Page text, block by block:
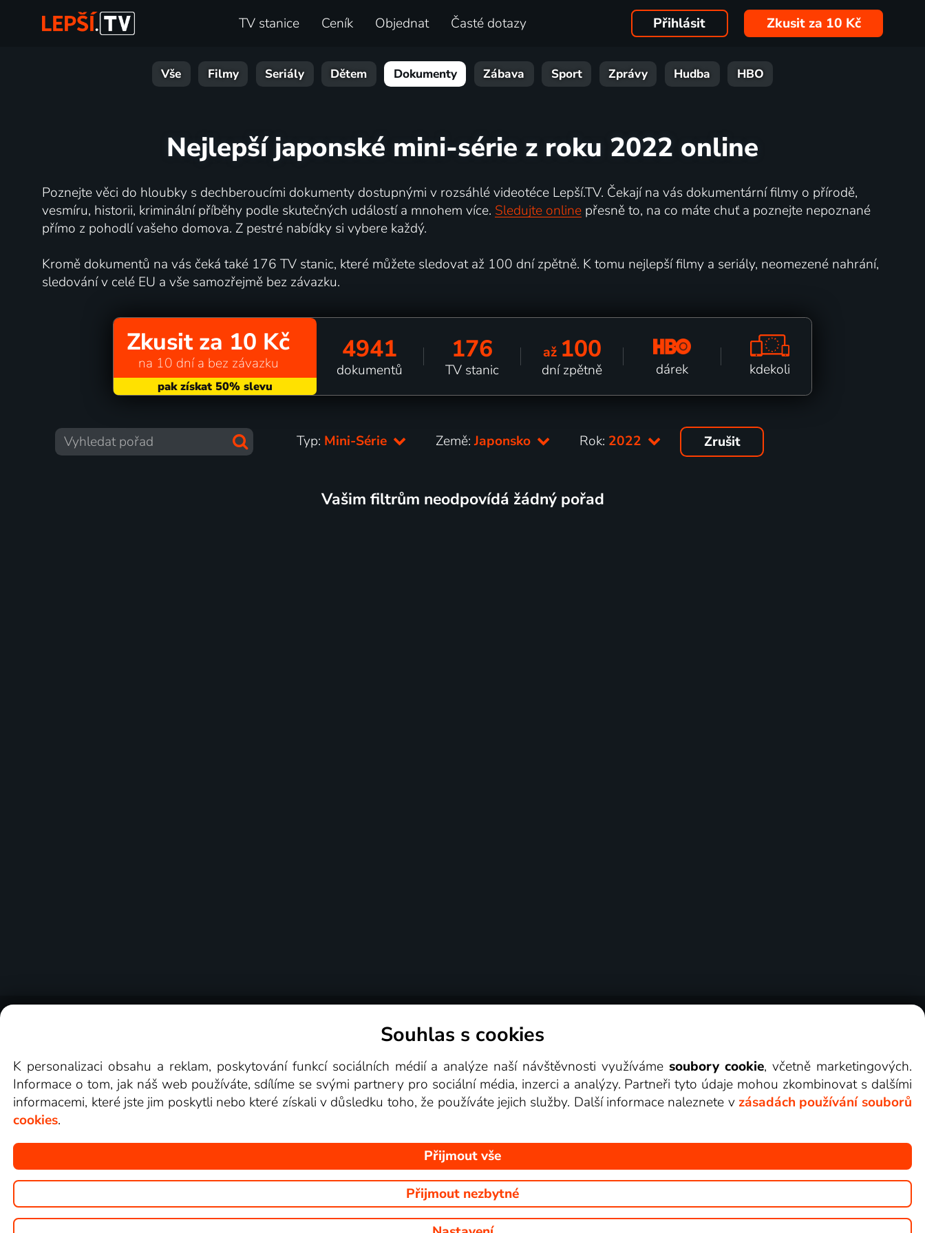
TV stanice Ceník Objednat Časté dotazy Přihlásit Zkusit za 10 Kč
Vše Filmy Seriály Dětem Dokumenty Zábava Sport Zprávy Hudba HBO
Nejlepší japonské mini-série z roku 2022 online
Poznejte věci do hloubky s dechberoucími dokumenty dostupnými v rozsáhlé videotéce Lepší.TV. Čekají na vás dokumentární filmy o přírodě,
vesmíru, historii, kriminální příběhy podle skutečných událostí a mnohem více. Sledujte onlinepřesně to, na co máte chuť a poznejte nepoznané
přímo z pohodlí vašeho domova. Z pestré nabídky si vybere každý.
Kromě dokumentů na vás čeká také 176 TV stanic, které můžete sledovat až 100 dní zpětně. K tomu nejlepší filmy a seriály, neomezené nahrání,
sledování v celé EU a vše samozřejmě bez závazku.
Zkusit za 10 Kč
na 10 dní a bez závazku 4941
dokumentů
176
TV stanic
až 100
dní zpětně dárek kdekoli
Typ: Mini-Série Země:Japonsko Rok: 2022 Zrušit
Vašim filtrům neodpovídá žádný pořad
Videotéka
Copyright © goNET s.r.o. Na tomto webu jsou zobrazovány obrázky z pořadů TV stanic, které můžete sledovat v Lepší.TV.
Souhlas s cookies
K personalizaci obsahu a reklam, poskytování funkcí sociálních médií a analýze naší návštěvnosti využívámesoubory cookie, včetně marketingových.
Informace o tom, jak náš web používáte, sdílíme se svými partnery pro sociální média, inzerci a analýzy. Partneři tyto údaje mohou zkombinovat s dalšími
informacemi, které jste jim poskytli nebo které získali v důsledku toho, že používáte jejich služby. Další informace naleznete v zásadách používání souborů
cookies.
Přijmout vše
Přijmout nezbytné